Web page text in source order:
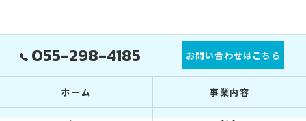
055-298-4185 お問い合わせはこちら
ホーム 事業内容